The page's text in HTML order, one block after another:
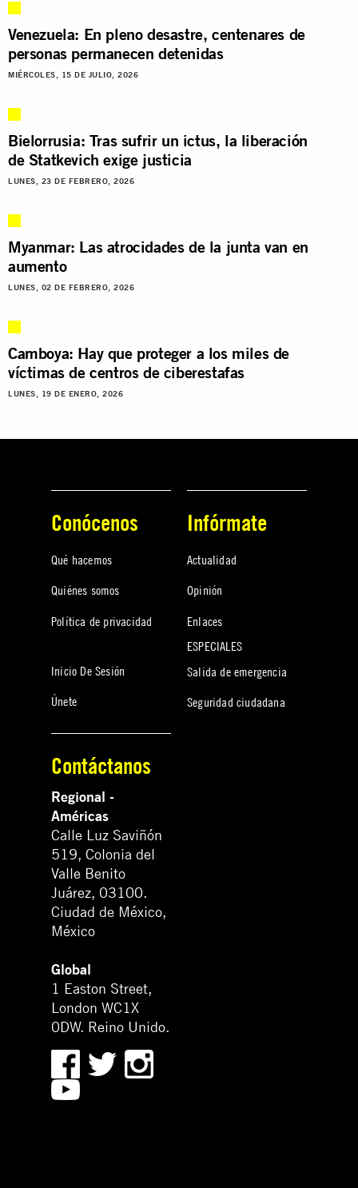
Venezuela: En pleno desastre, centenares de
personas permanecen detenidas
MIÉRCOLES, 15 DE JULIO, 2026
Bielorrusia: Tras sufrir un ictus, la liberación
de Statkevich exige justicia
LUNES, 23 DE FEBRERO, 2026
Myanmar: Las atrocidades de la junta van en
aumento
LUNES, 02 DE FEBRERO, 2026
Camboya: Hay que proteger a los miles de
víctimas de centros de ciberestafas
LUNES, 19 DE ENERO, 2026
Conócenos
Qué hacemos
Quiénes somos
Política de privacidad
Inicio De Sesión
Únete
Infórmate
Actualidad
Opinión
Enlaces
ESPECIALES
Salida de emergencia
Seguridad ciudadana
Contáctanos
Regional -
Américas
Calle Luz Saviñón
519, Colonia del
Valle Benito
Juárez, 03100.
Ciudad de México,
México
Global
1 Easton Street,
London WC1X
0DW. Reino Unido.